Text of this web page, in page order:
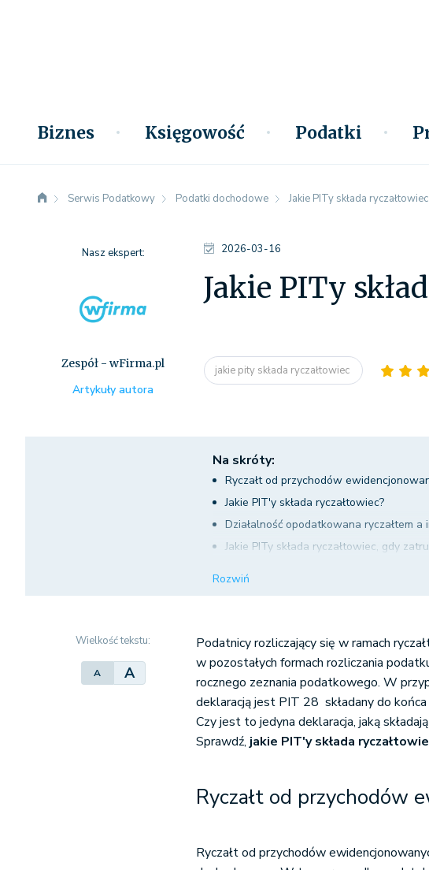
Biznes Księgowość Podatki
Serwis Podatkowy Podatki dochodowe Jakie PITy składa
2026-03-16
Jakie PITy
jakie pity składa ryczałtowiec
Nasz ekspert:
Zespół - wFirma.pl
Artykuły autora
Na skróty:
Ryczałt od przychodów
Jakie PIT'y składa ryczałtowiec?
Działalność opodatkowana ryczałtem a
Jakie PITy składa ryczałtowiec, gdy
Rozwiń
Wielkość tekstu:
A A
Podatnicy rozliczający się w ramach
w pozostałych formach rozliczania
rocznego zeznania podatkowego.W
deklaracją jest PIT 28 składany do
Czy jest to jedyna deklaracja, jaką
Sprawdź, jakie PIT'y składa
Ryczałt od przychodów
Ryczałt od przychodów